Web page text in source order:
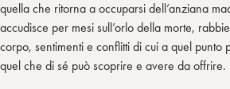
quella che ritorna a occuparsi dell’anziana
accudisce per mesi sull’orlo della morte,
corpo, sentimenti e conflitti di cui a quel punto
quel che di sé può scoprire e avere da offrire.